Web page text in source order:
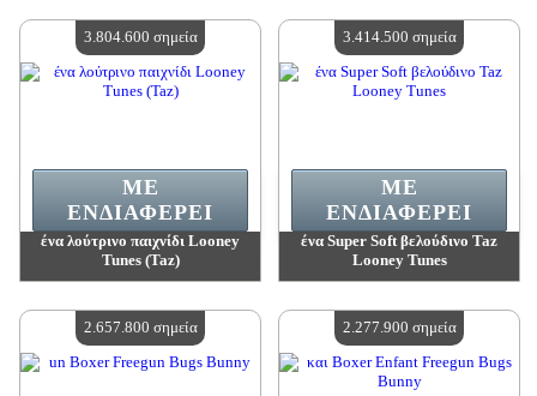
Διαθέσιμη ποσότητα:4
Διαθέσιμη ποσότητα:4
ένα λούτρινο παιχνίδι Looney
Tunes (Taz)
Διαθέσιμη ποσότητα:4
ΜΕ
ΕΝΔΙΑΦΈΡΕΙ
3.804.600 σημεία
ένα Super Soft βελούδινο Taz
Looney Tunes
Διαθέσιμη ποσότητα:4
ΜΕ
ΕΝΔΙΑΦΈΡΕΙ
3.414.500 σημεία
2.657.800 σημεία 2.277.900 σημεία